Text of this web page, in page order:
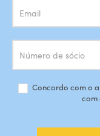
Concordo com o
com